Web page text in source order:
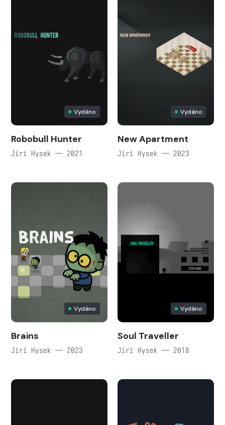
Vydáno
Robobull Hunter
Jiri Hysek — 2021
Vydáno
New Apartment
Jiri Hysek — 2023
Vydáno
Brains
Jiri Hysek — 2023
Vydáno
Soul Traveller
Jiri Hysek — 2018